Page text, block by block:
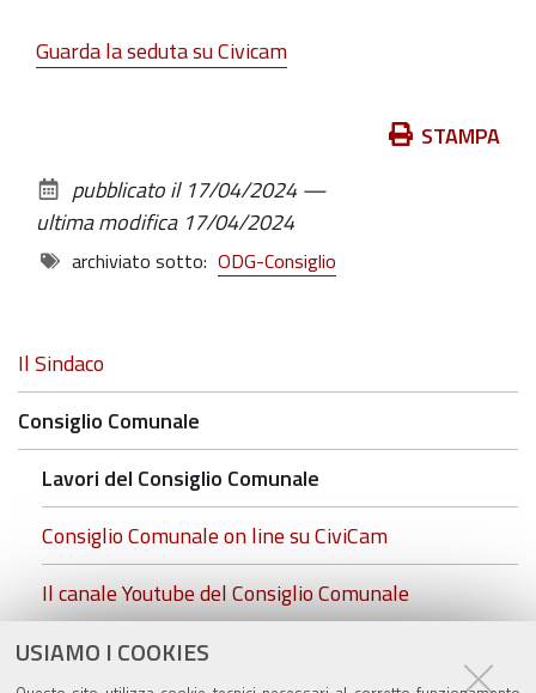
USIAMO I COOKIES
Guarda la seduta su Civicam
documento
STAMPA
pubblicato il 17/04/2024—
ultima modifica 17/04/2024
archiviato sotto: ODG-Consiglio
Navigazione
Il Sindaco
Consiglio Comunale
Lavori del Consiglio Comunale
Consiglio Comunale on line su CiviCam
Il canale Youtube del Consiglio Comunale
cc.foto insediamento.rgb.jpg